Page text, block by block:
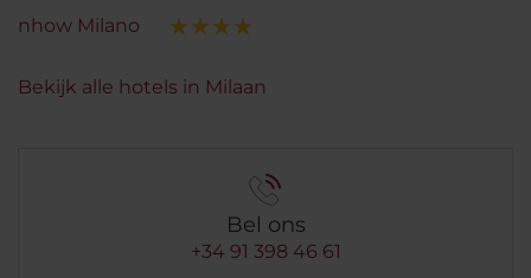
nhow Milano
Bekijk alle hotels in Milaan
Bel ons
+34 91 398 46 61